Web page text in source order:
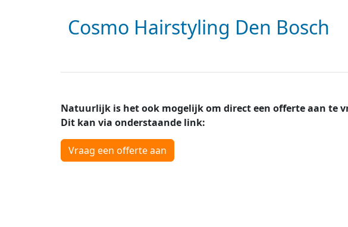
Cosmo Hairstyling Den Bosch
Natuurlijk is het ook mogelijk om direct een offerte aan te
Dit kan via onderstaande link:
Vraag een offerte aan